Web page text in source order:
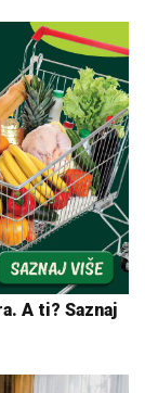
A ti? Saznaj